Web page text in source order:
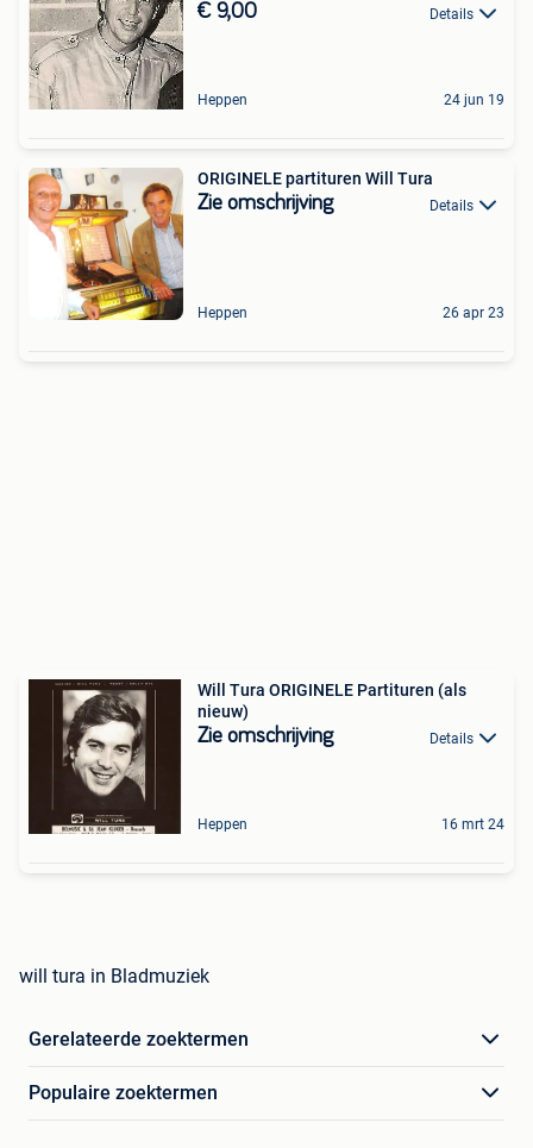
€ 9,00 Details
Heppen 24 jun 19
ORIGINELE partituren Will Tura
Zie omschrijving Details
Heppen 26 apr 23
Will Tura ORIGINELE Partituren (als
nieuw)
Zie omschrijving Details
Heppen 16 mrt 24
will tura in Bladmuziek
Gerelateerde zoektermen
Populaire zoektermen